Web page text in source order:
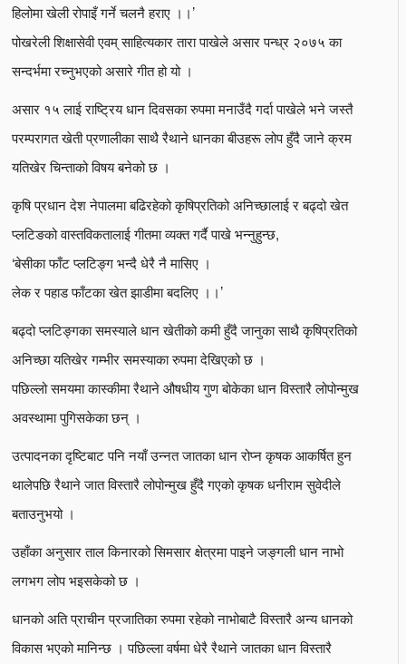
हिलोमा खेली रोपाइँ गर्ने चलनै हराए ।।’
पोखरेली शिक्षासेवी एवम् साहित्यकार तारा पाखेले असार पन्ध्र २०७५ का
सन्दर्भमा रच्नुभएको असारे गीत हो यो ।
असार १५ लाई राष्ट्रिय धान दिवसका रुपमा मनाउँदै गर्दा पाखेले भने जस्तै
परम्परागत खेती प्रणालीका साथै रैथाने धानका बीउहरू लोप हुँदै जाने क्रम
यतिखेर चिन्ताको विषय बनेको छ ।
कृषि प्रधान देश नेपालमा बढिरहेको कृषिप्रतिको अनिच्छालाई र बढ्दो खेत
प्लटिङको वास्तविकतालाई गीतमा व्यक्त गर्दै पाखे भन्नुहुन्छ,
‘बेसीका फाँट प्लटिङ्ग भन्दै धेरै नै मासिए ।
लेक र पहाड फाँटका खेत झाडीमा बदलिए ।।’
बढ्दो प्लटिङ्गका समस्याले धान खेतीको कमी हुँदै जानुका साथै कृषिप्रतिको
अनिच्छा यतिखेर गम्भीर समस्याका रुपमा देखिएको छ ।
पछिल्लो समयमा कास्कीमा रैथाने औषधीय गुण बोकेका धान विस्तारै लोपोन्मुख
अवस्थामा पुगिसकेका छन् ।
उत्पादनका दृष्टिबाट पनि नयाँ उन्नत जातका धान रोप्न कृषक आकर्षित हुन
थालेपछि रैथाने जात विस्तारै लोपोन्मुख हुँदै गएको कृषक धनीराम सुवेदीले
बताउनुभयो ।
उहाँका अनुसार ताल किनारको सिमसार क्षेत्रमा पाइने जङ्गली धान नाभो
लगभग लोप भइसकेको छ ।
धानको अति प्राचीन प्रजातिका रुपमा रहेको नाभोबाटै विस्तारै अन्य धानको
विकास भएको मानिन्छ । पछिल्ला वर्षमा धेरै रैथाने जातका धान विस्तारै